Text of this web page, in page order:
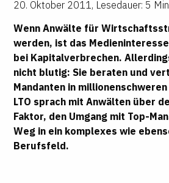
20. Oktober 2011, Lesedauer: 5
Wenn Anwälte für
werden, ist das
bei Kapitalverbrechen.
nicht blutig: Sie beraten und
Mandanten in
LTO sprach mit Anwälten über
Faktor, den Umgang mit Top-
Weg in ein komplexes wie
Berufsfeld.